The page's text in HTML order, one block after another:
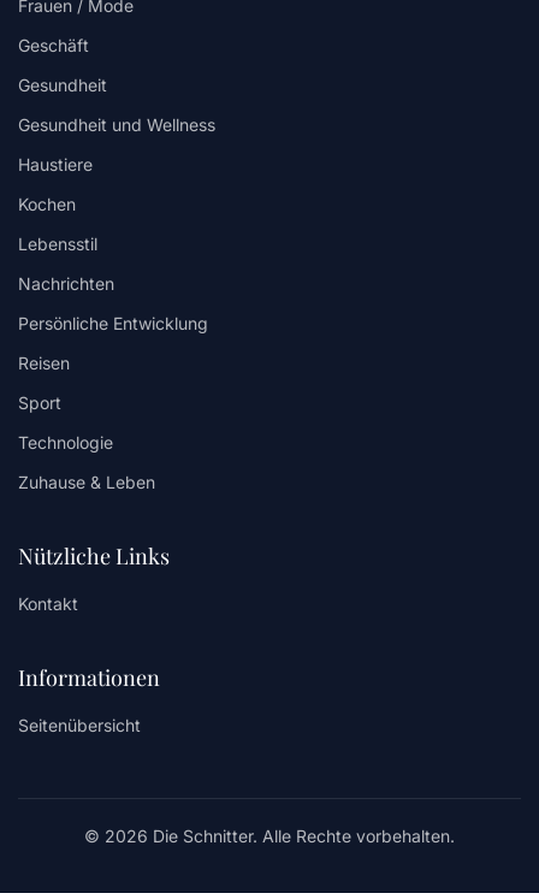
Frauen / Mode
Geschäft
Gesundheit
Gesundheit und Wellness
Haustiere
Kochen
Lebensstil
Nachrichten
Persönliche Entwicklung
Reisen
Sport
Technologie
Zuhause & Leben
Nützliche Links
Kontakt
Informationen
Seitenübersicht
© 2026 Die Schnitter. Alle Rechte vorbehalten.